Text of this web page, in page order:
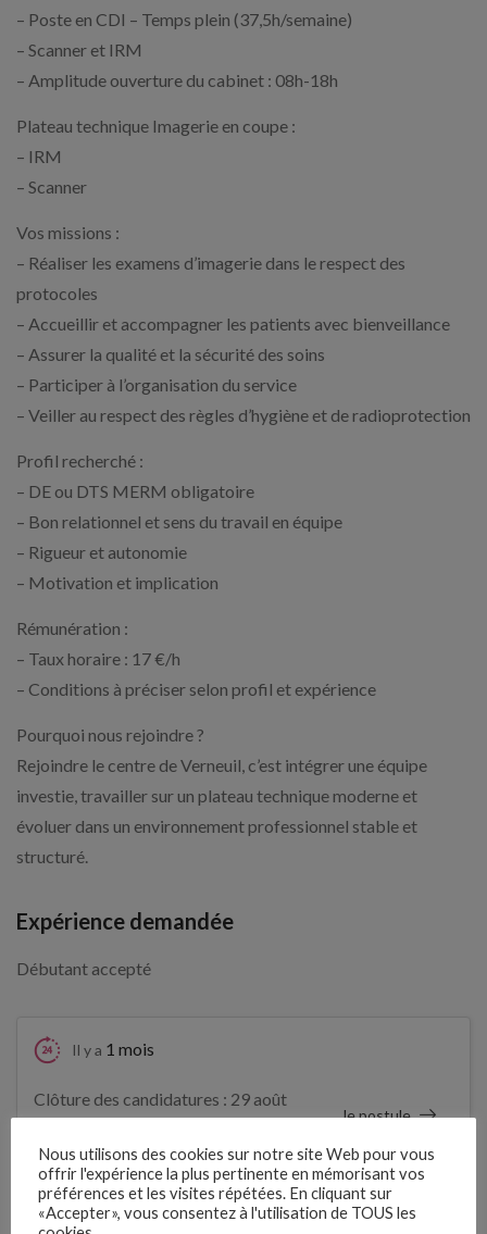
– Poste en CDI – Temps plein (37,5h/semaine)
– Scanner et IRM
– Amplitude ouverture du cabinet : 08h-18h
Plateau technique Imagerie en coupe :
– IRM
– Scanner
Vos missions :
– Réaliser les examens d’imagerie dans le respect des
protocoles
– Accueillir et accompagner les patients avec bienveillance
– Assurer la qualité et la sécurité des soins
– Participer à l’organisation du service
– Veiller au respect des règles d’hygiène et de radioprotection
Profil recherché :
– DE ou DTS MERM obligatoire
– Bon relationnel et sens du travail en équipe
– Rigueur et autonomie
– Motivation et implication
Rémunération :
– Taux horaire : 17 €/h
– Conditions à préciser selon profil et expérience
Pourquoi nous rejoindre ?
Rejoindre le centre de Verneuil, c’est intégrer une équipe
investie, travailler sur un plateau technique moderne et
évoluer dans un environnement professionnel stable et
structuré.
Expérience demandée
Débutant accepté
Il y a 1 mois
Clôture des candidatures : 29 août
Je postule
Détails de l’offre
Nous utilisons des cookies sur notre site Web pour vous
offrir l'expérience la plus pertinente en mémorisant vos
préférences et les visites répétées. En cliquant sur
«Accepter», vous consentez à l'utilisation de TOUS les